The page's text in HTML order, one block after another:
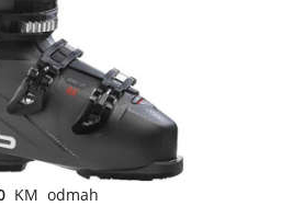
KM odmah